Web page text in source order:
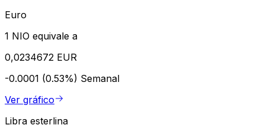
Euro
1 NIO equivale a
0,0234672 EUR
-0.0001 (0.53%) Semanal
Ver gráfico
Libra esterlina